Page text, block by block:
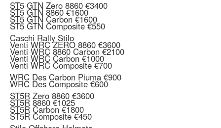
ST5 GTN Zero 8860 €3400
ST5 GTN 8860 €1600
ST5 GTN Carbon €1600
ST5 GTN Composite €550
Caschi Rally Stilo
Venti WRC ZERO 8860 €3600
Venti WRC 8860 Carbon €2100
Venti WRC Carbon €1000
Venti WRC Composite €700
WRC Des Carbon Piuma €900
WRC Des Composite €600
ST5R Zero 8860 €3600
ST5R 8860 €1025
ST5R Carbon €1800
ST5R Composite €450